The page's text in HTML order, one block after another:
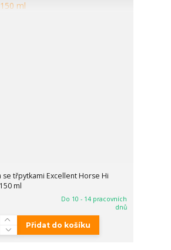
se třpytkami Excellent Horse Hi
ml
Do 10 - 14 pracovních
dnů
Přidat do košíku